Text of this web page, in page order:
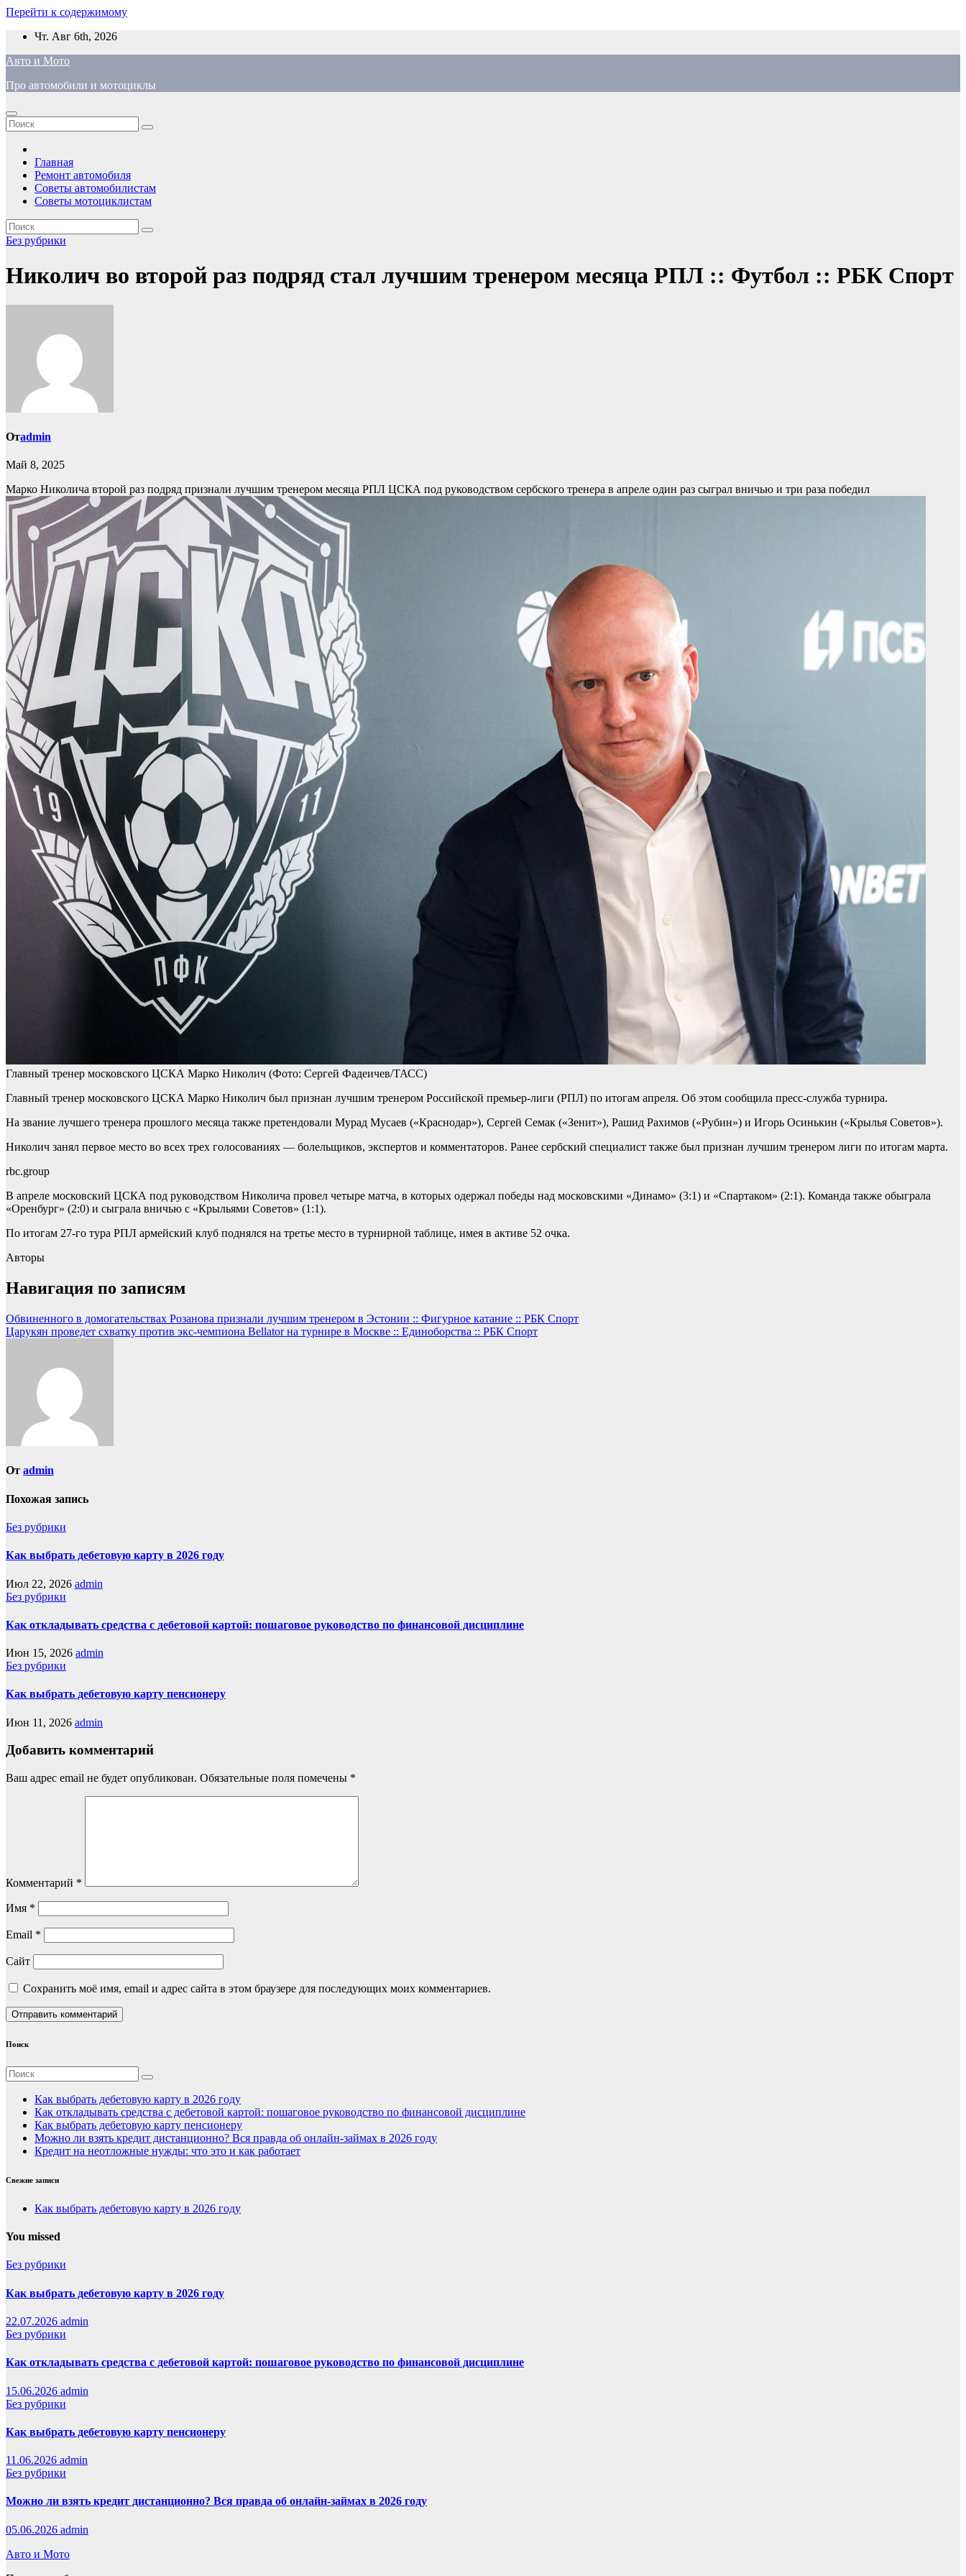
Перейти к содержимому
Чт. Авг 6th, 2026
Авто и Мото
Про автомобили и мотоциклы
Главная
Ремонт автомобиля
Советы автомобилистам
Советы мотоциклистам
Без рубрики
Николич во второй раз подряд стал лучшим тренером месяца РПЛ :: Футбол :: РБК Спорт
Отadmin
Май 8, 2025
Марко Николича второй раз подряд признали лучшим тренером месяца РПЛ ЦСКА под руководством сербского тренера в апреле один раз сыграл вничью и три раза победил
Главный тренер московского ЦСКА Марко Николич (Фото: Сергей Фадеичев/ТАСС)
Главный тренер московского ЦСКА Марко Николич был признан лучшим тренером Российской премьер-лиги (РПЛ) по итогам апреля. Об этом сообщила пресс-служба турнира.
На звание лучшего тренера прошлого месяца также претендовали Мурад Мусаев («Краснодар»), Сергей Семак («Зенит»), Рашид Рахимов («Рубин») и Игорь Осинькин («Крылья Советов»).
Николич занял первое место во всех трех голосованиях — болельщиков, экспертов и комментаторов. Ранее сербский специалист также был признан лучшим тренером лиги по итогам марта.
rbc.group
В апреле московский ЦСКА под руководством Николича провел четыре матча, в которых одержал победы над московскими «Динамо» (3:1) и «Спартаком» (2:1). Команда также обыграла
«Оренбург» (2:0) и сыграла вничью с «Крыльями Советов» (1:1).
По итогам 27-го тура РПЛ армейский клуб поднялся на третье место в турнирной таблице, имея в активе 52 очка.
Авторы
Навигация по записям
Обвиненного в домогательствах Розанова признали лучшим тренером в Эстонии :: Фигурное катание :: РБК Спорт
Царукян проведет схватку против экс-чемпиона Bellator на турнире в Москве :: Единоборства :: РБК Спорт
От admin
Похожая запись
Без рубрики
Как выбрать дебетовую карту в 2026 году
Июл 22, 2026 admin
Без рубрики
Как откладывать средства с дебетовой картой: пошаговое руководство по финансовой дисциплине
Июн 15, 2026 admin
Без рубрики
Как выбрать дебетовую карту пенсионеру
Июн 11, 2026 admin
Добавить комментарий
Ваш адрес email не будет опубликован. Обязательные поля помечены *
Комментарий *
Имя *
Email *
Сайт
Сохранить моё имя, email и адрес сайта в этом браузере для последующих моих комментариев.
Поиск
Как выбрать дебетовую карту в 2026 году
Как откладывать средства с дебетовой картой: пошаговое руководство по финансовой дисциплине
Как выбрать дебетовую карту пенсионеру
Можно ли взять кредит дистанционно? Вся правда об онлайн-займах в 2026 году
Кредит на неотложные нужды: что это и как работает
Свежие записи
Как выбрать дебетовую карту в 2026 году
You missed
Без рубрики
Как выбрать дебетовую карту в 2026 году
22.07.2026 admin
Без рубрики
Как откладывать средства с дебетовой картой: пошаговое руководство по финансовой дисциплине
15.06.2026 admin
Без рубрики
Как выбрать дебетовую карту пенсионеру
11.06.2026 admin
Без рубрики
Можно ли взять кредит дистанционно? Вся правда об онлайн-займах в 2026 году
05.06.2026 admin
Авто и Мото